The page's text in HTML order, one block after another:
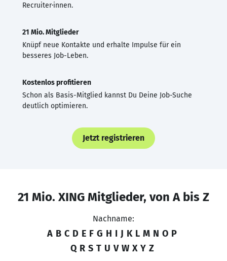
Recruiter·innen.
21 Mio. Mitglieder
Knüpf neue Kontakte und erhalte Impulse für ein
besseres Job-Leben.
Kostenlos profitieren
Schon als Basis-Mitglied kannst Du Deine Job-Suche
deutlich optimieren.
Jetzt registrieren
21 Mio. XING Mitglieder, von A bis Z
Nachname:
A B C D E F G H I J K L M N O P
Q R S T U V W X Y Z